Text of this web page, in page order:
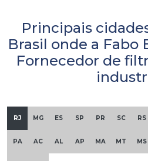
Principais
Brasil onde a Fabo
Fornecedor de
RJ MG ES SP PR SC RS
PA AC AL AP MA MT MS